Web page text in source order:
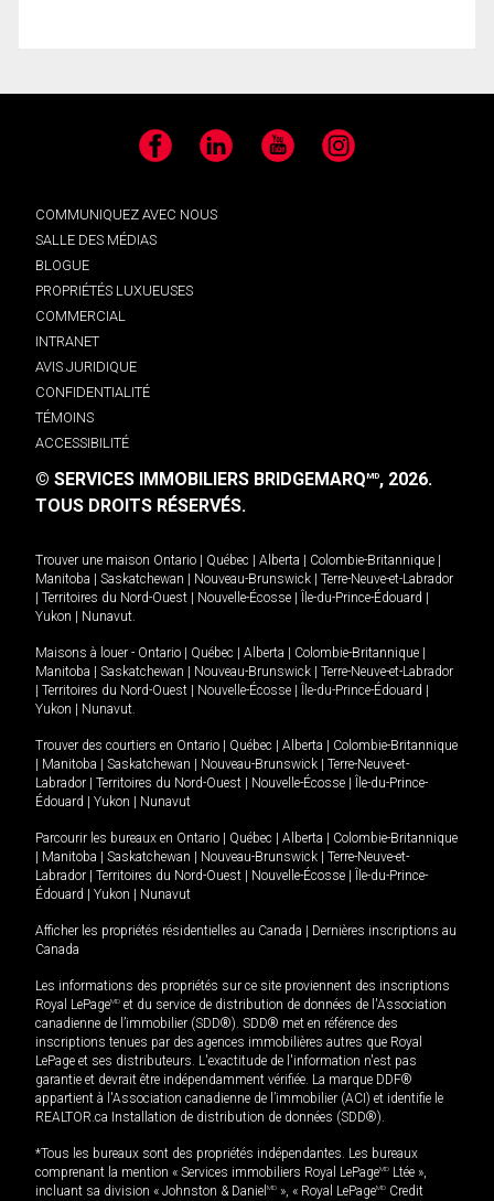
Facebook LinkedIn YouTube Instagram
COMMUNIQUEZ AVEC NOUS
SALLE DES MÉDIAS
BLOGUE
PROPRIÉTÉS LUXUEUSES
COMMERCIAL
INTRANET
AVIS JURIDIQUE
CONFIDENTIALITÉ
TÉMOINS
ACCESSIBILITÉ
© SERVICES IMMOBILIERS BRIDGEMARQMD, 2026.
TOUS DROITS RÉSERVÉS.
Trouver une maison Ontario Québec Alberta Colombie-Britannique
Manitoba
Saskatchewan Nouveau-Brunswick
Terre-Neuve-et-Labrador
Territoires du Nord-Ouest Nouvelle-Écosse Île-du-Prince-Édouard
Yukon
Nunavut.
Maisons à louer - Ontario Québec Alberta Colombie-Britannique
Manitoba
Saskatchewan Nouveau-Brunswick
Terre-Neuve-et-Labrador
Territoires du Nord-Ouest Nouvelle-Écosse Île-du-Prince-Édouard
Yukon
Nunavut.
Trouver des courtiers en Ontario Québec Alberta
Colombie-Britannique
Manitoba Saskatchewan Nouveau-Brunswick
Terre-Neuve-et-
Labrador
Territoires du Nord-Ouest Nouvelle-Écosse
Île-du-Prince-
Édouard
Yukon Nunavut
Parcourir les bureaux en Ontario Québec Alberta
Colombie-Britannique
Manitoba Saskatchewan Nouveau-Brunswick
Terre-Neuve-et-
Labrador
Territoires du Nord-Ouest Nouvelle-Écosse
Île-du-Prince-
Édouard
Yukon Nunavut
Afficher les propriétés résidentielles au Canada
Dernières inscriptions au
Canada
Les informations des propriétés sur ce site proviennent des inscriptions
Royal LePageMD et du service de distribution de données de l'Association
canadienne de l’immobilier (SDD®). SDD® met en référence des
inscriptions tenues par des agences immobilières autres que Royal
LePage et ses distributeurs. L'exactitude de l'information n'est pas
garantie et devrait être indépendamment vérifiée. La marque DDF®
appartient à l'Association canadienne de l’immobilier (ACI) et identifie le
REALTOR.ca Installation de distribution de données (SDD®).
*Tous les bureaux sont des propriétés indépendantes. Les bureaux
comprenant la mention « Services immobiliers Royal LePageMD Ltée »,
incluant sa division « Johnston & Daniel MD », « Royal LePageMD Credit